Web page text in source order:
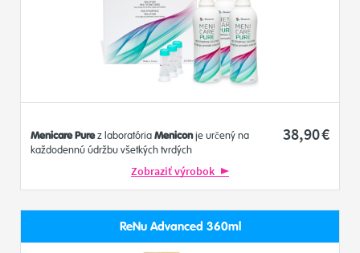
Menicare Purez laboratóriaMeniconje určený na
každodennú údržbu všetkých tvrdých
38,90€
Zobraziť výrobok
ReNu Advanced 360ml